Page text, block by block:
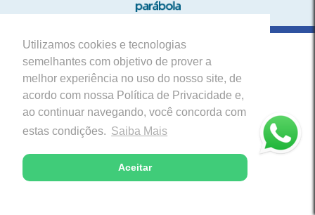
Utilizamos cookies e tecnologias
semelhantes com objetivo de prover a
melhor experiência no uso do nosso site, de
acordo com nossa Política de Privacidade e,
ao continuar navegando, você concorda com
estas condições. Saiba Mais
Aceitar